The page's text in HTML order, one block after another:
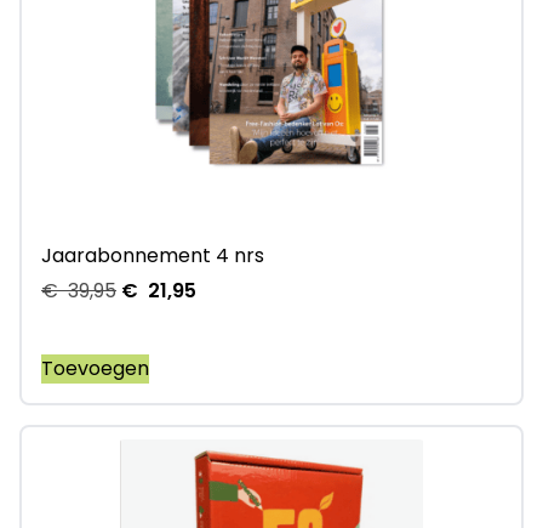
Jaarabonnement 4 nrs
€39,95 € 21,95
Toevoegen